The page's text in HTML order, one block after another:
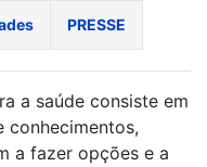
PRESSE
a saúde consiste em
conhecimentos,
a fazer opções e a